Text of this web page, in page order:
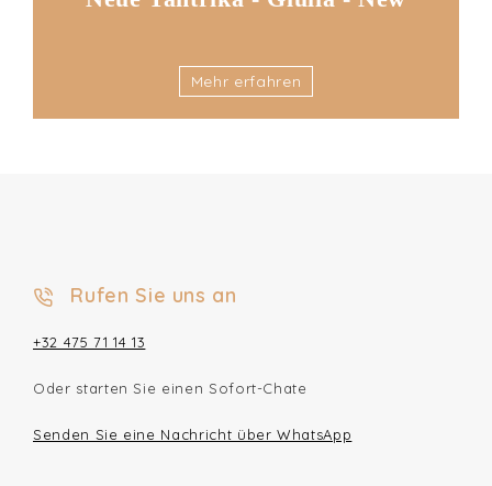
Mehr erfahren
Rufen Sie uns an
+32 475 71 14 13
Oder starten Sie einen Sofort-Chate
Senden Sie eine Nachricht über WhatsApp